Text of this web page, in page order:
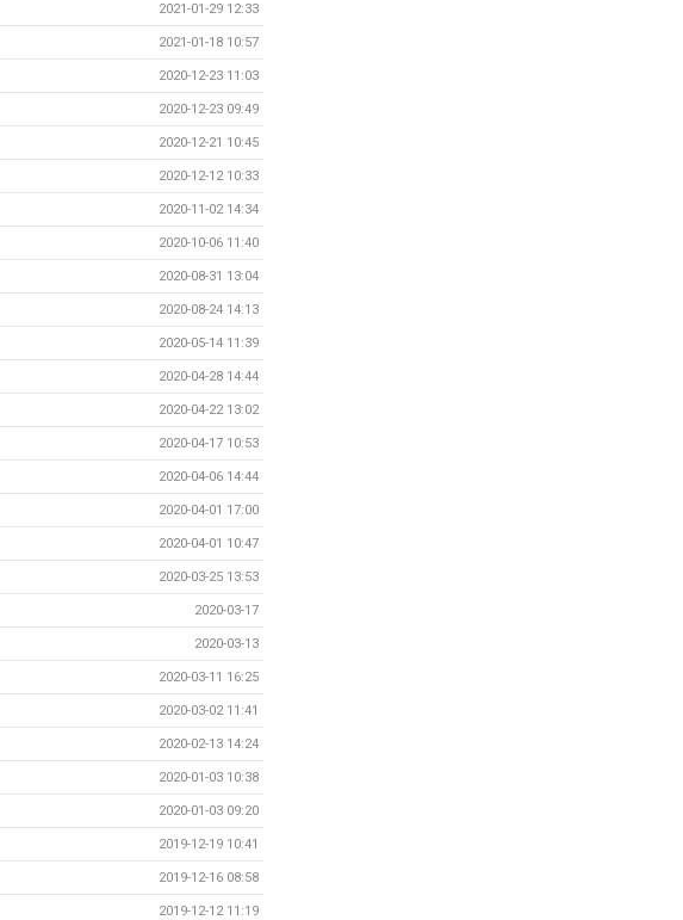
2021-01-29 12:33
2021-01-18 10:57
2020-12-23 11:03
2020-12-23 09:49
2020-12-21 10:45
2020-12-12 10:33
2020-11-02 14:34
2020-10-06 11:40
2020-08-31 13:04
2020-08-24 14:13
2020-05-14 11:39
2020-04-28 14:44
2020-04-22 13:02
2020-04-17 10:53
2020-04-06 14:44
2020-04-01 17:00
2020-04-01 10:47
2020-03-25 13:53
2020-03-17
2020-03-13
2020-03-11 16:25
2020-03-02 11:41
2020-02-13 14:24
2020-01-03 10:38
2020-01-03 09:20
2019-12-19 10:41
2019-12-16 08:58
2019-12-12 11:19